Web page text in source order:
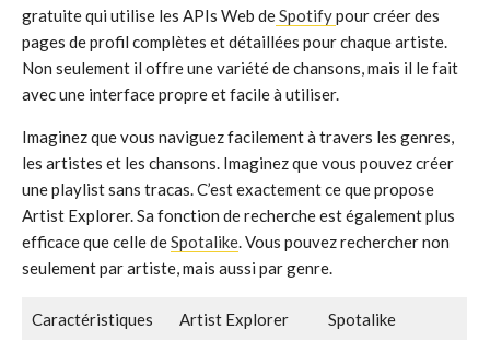
gratuite qui utilise les APIs Web deSpotifypour créer des
pages de profil complètes et détaillées pour chaque artiste.
Non seulement il offre une variété de chansons, mais il le fait
avec une interface propre et facile à utiliser.
Imaginez que vous naviguez facilement à travers les genres,
les artistes et les chansons. Imaginez que vous pouvez créer
une playlist sans tracas. C’est exactement ce que propose
Artist Explorer. Sa fonction de recherche est également plus
efficace que celle deSpotalike. Vous pouvez rechercher non
seulement par artiste, mais aussi par genre.
Caractéristiques Artist Explorer Spotalike